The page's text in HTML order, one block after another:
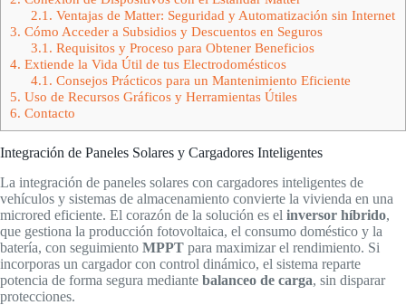
2.1. Ventajas de Matter: Seguridad y Automatización sin Internet
3. Cómo Acceder a Subsidios y Descuentos en Seguros
3.1. Requisitos y Proceso para Obtener Beneficios
4. Extiende la Vida Útil de tus Electrodomésticos
4.1. Consejos Prácticos para un Mantenimiento Eficiente
5. Uso de Recursos Gráficos y Herramientas Útiles
6. Contacto
Integración de Paneles Solares y Cargadores Inteligentes
La integración de paneles solares con cargadores inteligentes de
vehículos y sistemas de almacenamiento convierte la vivienda en una
microred eficiente. El corazón de la solución es el inversor híbrido,
que gestiona la producción fotovoltaica, el consumo doméstico y la
batería, con seguimiento MPPT para maximizar el rendimiento. Si
incorporas un cargador con control dinámico, el sistema reparte
potencia de forma segura mediante balanceo de carga, sin disparar
protecciones.